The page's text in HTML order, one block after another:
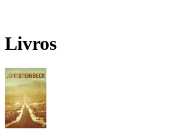
Livros